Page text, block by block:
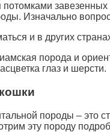
Изначально
и в других
порода и
глаз и шерсти.
породы – это
эту породу